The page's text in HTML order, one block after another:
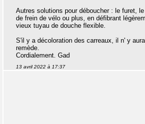
Autres solutions pour déboucher : le furet,
de frein de vélo ou plus, en défibrant
vieux tuyau de douche flexible.
S'il y a décoloration des carreaux, il n' y
remède.
Cordialement. Gad
13 avril 2022 à 17:37